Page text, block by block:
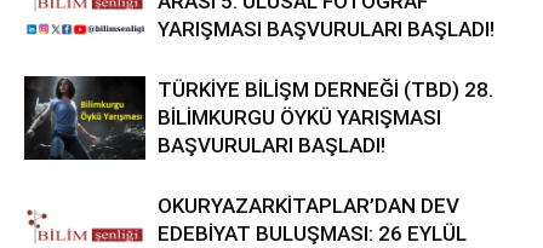
YARIŞMASI BAŞVURULARI BAŞLADI!
TÜRKİYE BİLİŞM DERNEĞİ (TBD) 28.
BİLİMKURGU ÖYKÜ YARIŞMASI
BAŞVURULARI BAŞLADI!
OKURYAZARKİTAPLAR’DAN DEV
EDEBİYAT BULUŞMASI: 26 EYLÜL